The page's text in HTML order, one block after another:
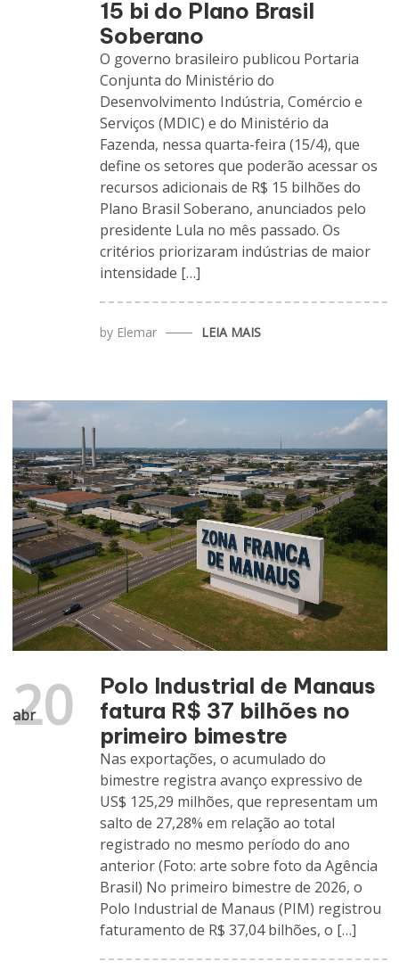
15 bi do Plano Brasil
Soberano
O governo brasileiro publicou Portaria
Conjunta do Ministério do
Desenvolvimento Indústria, Comércio e
Serviços (MDIC) e do Ministério da
Fazenda, nessa quarta-feira (15/4), que
define os setores que poderão acessar os
recursos adicionais de R$ 15 bilhões do
Plano Brasil Soberano, anunciados pelo
presidente Lula no mês passado. Os
critérios priorizaram indústrias de maior
intensidade […]
by Elemar LEIA MAIS
abr
20
Polo Industrial de Manaus
fatura R$ 37 bilhões no
primeiro bimestre
Nas exportações, o acumulado do
bimestre registra avanço expressivo de
US$ 125,29 milhões, que representam um
salto de 27,28% em relação ao total
registrado no mesmo período do ano
anterior (Foto: arte sobre foto da Agência
Brasil) No primeiro bimestre de 2026, o
Polo Industrial de Manaus (PIM) registrou
faturamento de R$ 37,04 bilhões, o […]